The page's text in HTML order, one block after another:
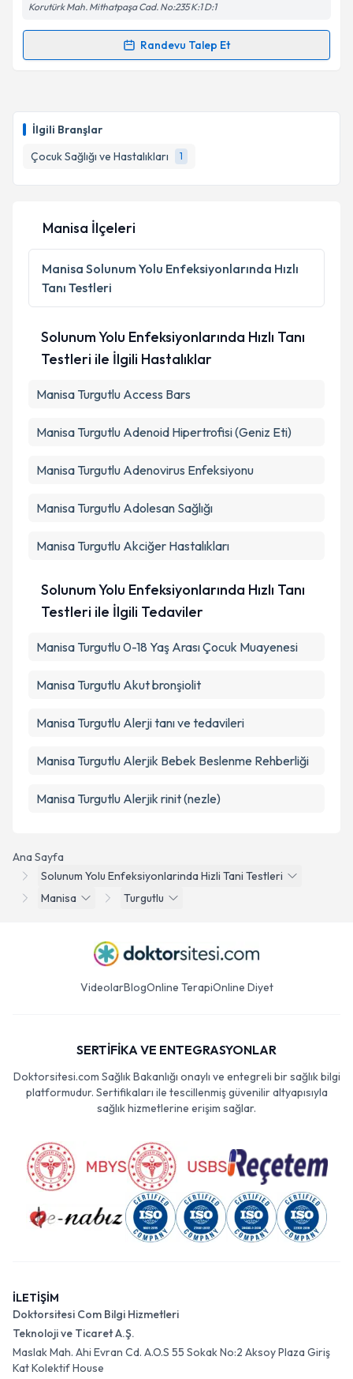
İlgili Branşlar
Çocuk Sağlığı ve Hastalıkları
1
Korutürk Mah. Mithatpaşa Cad. No:235 K:1 D:1
Randevu Talep Et
Randevu Takvimi Talebi
takvim hazırlandığında e-posta ile bilgilendireceğiz.
Kişisel verilerimin işlenmesine ilişkinAydınlatma
Metni 'ni okudum ve kişisel verilerimin belirtilen
kapsamda işlenmesini kabul ediyorum.
Ana Sayfa
Solunum Yolu Enfeksiyonlarinda Hizli Tani Testleri
Manisa
Turgutlu
Manisa İlçeleri
Manisa Solunum Yolu Enfeksiyonlarında Hızlı
Tanı Testleri
Solunum Yolu Enfeksiyonlarında Hızlı Tanı
Testleri ile İlgili Hastalıklar
Manisa Turgutlu Access Bars
Manisa Turgutlu Adenoid Hipertrofisi (Geniz Eti)
Manisa Turgutlu Adenovirus Enfeksiyonu
Manisa Turgutlu Adolesan Sağlığı
Manisa Turgutlu Akciğer Hastalıkları
Solunum Yolu Enfeksiyonlarında Hızlı Tanı
Testleri ile İlgili Tedaviler
Manisa Turgutlu 0-18 Yaş Arası Çocuk Muayenesi
Manisa Turgutlu Akut bronşiolit
Manisa Turgutlu Alerji tanı ve tedavileri
Manisa Turgutlu Alerjik Bebek Beslenme Rehberliği
Manisa Turgutlu Alerjik rinit (nezle)
VideolarBlogOnline TerapiOnline Diyet
SERTİFİKA VE ENTEGRASYONLAR
Doktorsitesi.com Sağlık Bakanlığı onaylı ve entegreli bir sağlık bilgi
platformudur. Sertifikaları ile tescillenmiş güvenilir altyapısıyla
sağlık hizmetlerine erişim sağlar.
İLETİŞİM
Doktorsitesi Com Bilgi Hizmetleri
Teknoloji ve Ticaret A.Ş.
Maslak Mah. Ahi Evran Cd. A.O.S 55 Sokak No:2 Aksoy Plaza Giriş
Kat Kolektif House